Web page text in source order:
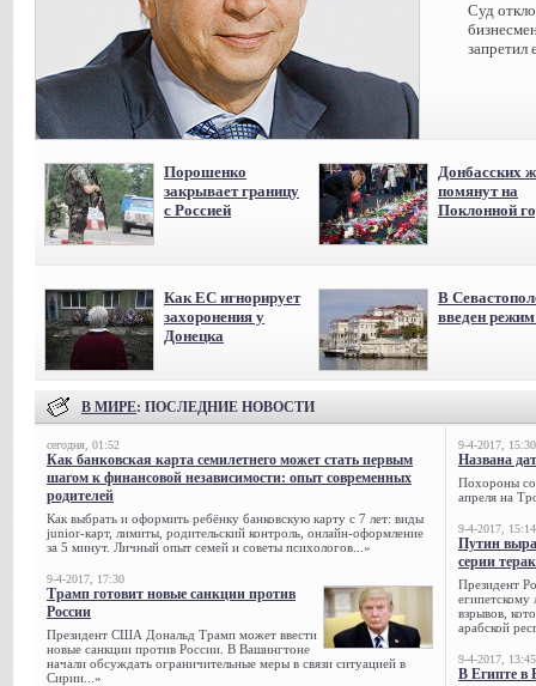
Суд
запретил
Порошенко
закрывает границу
с Россией
Донбасских
помянут на
Поклонной
Как ЕС игнорирует
захоронения у
Донецка
В
введен
В МИРЕ: ПОСЛЕДНИЕ НОВОСТИ
сегодня, 01:52
Как банковская карта семилетнего может стать первым
шагом к финансовой независимости: опыт современных
родителей
Как выбрать и оформить ребёнку банковскую карту с 7 лет: виды
junior-карт, лимиты, родительский контроль, онлайн-оформление
за 5 минут. Личный опыт семей и советы психологов...»
9-4-2017, 17:30
Трамп готовит новые санкции против
России
Президент США Дональд Трамп может ввести
новые санкции против России. В Вашингтоне
начали обсуждать ограничительные меры в связи ситуацией в
Сирии...»
9-4-2017, 15:30
Названа
Похороны
апреля на
9-4-2017, 15:14
Путин
серии
Президент
египетскому
взрывов,
арабской
9-4-2017, 13:45
В Египте в